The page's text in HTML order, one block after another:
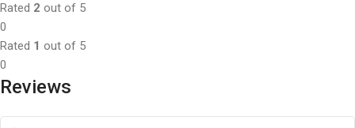
Rated 2 out of 5
0
Rated 1 out of 5
0
Reviews